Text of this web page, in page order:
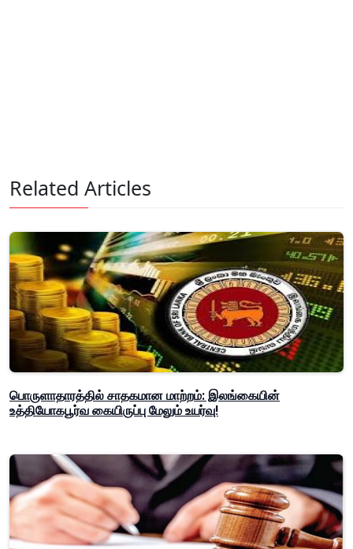
Related Articles
பொருளாதாரத்தில் சாதகமான மாற்றம்: இலங்கையின்
உத்தியோகபூர்வ கையிருப்பு மேலும் உயர்வு!